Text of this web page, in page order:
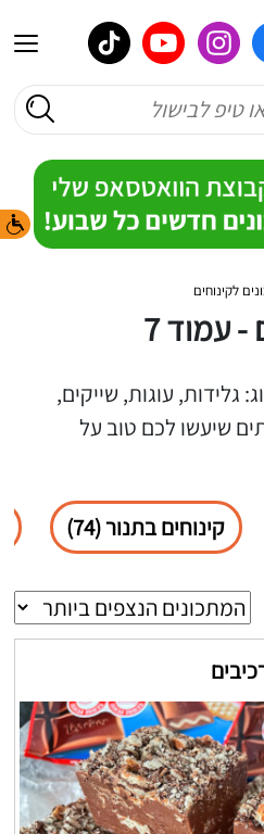
לקינוחים
- עמוד 7
גלידות, עוגות, שייקים,
שיעשו לכם טוב על
קינוחים בתנור (74)